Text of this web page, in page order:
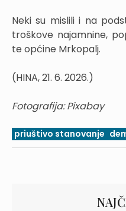
Neki su mislili i na
troškove najamnine,
te općine Mrkopalj.
(HINA, 21. 6. 2026.)
Fotografija: Pixabay
priuštivo stanovanje